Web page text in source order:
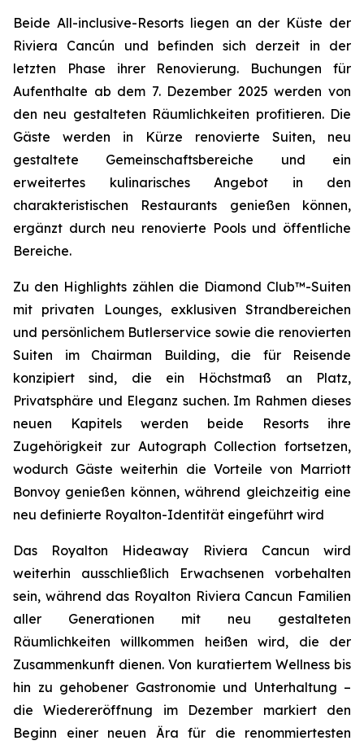
Beide All-inclusive-Resorts liegen an der Küste der
Riviera Cancún und befinden sich derzeit in der
letzten Phase ihrer Renovierung. Buchungen für
Aufenthalte ab dem 7. Dezember 2025 werden von
den neu gestalteten Räumlichkeiten profitieren. Die
Gäste werden in Kürze renovierte Suiten, neu
gestaltete Gemeinschaftsbereiche und ein
erweitertes kulinarisches Angebot in den
charakteristischen Restaurants genießen können,
ergänzt durch neu renovierte Pools und öffentliche
Bereiche.
Zu den Highlights zählen die Diamond Club™-Suiten
mit privaten Lounges, exklusiven Strandbereichen
und persönlichem Butlerservice sowie die renovierten
Suiten im Chairman Building, die für Reisende
konzipiert sind, die ein Höchstmaß an Platz,
Privatsphäre und Eleganz suchen. Im Rahmen dieses
neuen Kapitels werden beide Resorts ihre
Zugehörigkeit zur Autograph Collection fortsetzen,
wodurch Gäste weiterhin die Vorteile von Marriott
Bonvoy genießen können, während gleichzeitig eine
neu definierte Royalton-Identität eingeführt wird
Das Royalton Hideaway Riviera Cancun wird
weiterhin ausschließlich Erwachsenen vorbehalten
sein, während das Royalton Riviera Cancun Familien
aller Generationen mit neu gestalteten
Räumlichkeiten willkommen heißen wird, die der
Zusammenkunft dienen. Von kuratiertem Wellness bis
hin zu gehobener Gastronomie und Unterhaltung –
die Wiedereröffnung im Dezember markiert den
Beginn einer neuen Ära für die renommiertesten